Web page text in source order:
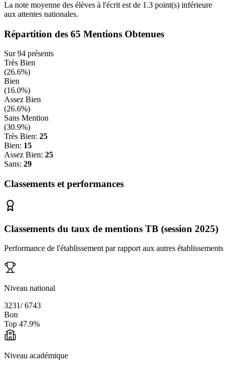
La note moyenne des élèves à l'écrit est de 1.3 point(s) inférieure
aux attentes nationales.
Répartition des 65 Mentions Obtenues
Sur94 présents
Très Bien
(26.6%)
Bien
(16.0%)
Assez Bien
(26.6%)
Sans Mention
(30.9%)
Très Bien: 25
Bien: 15
Assez Bien: 25
Sans: 29
Classements et performances
Classements du taux de mentions TB (session 2025)
Performance de l'établissement par rapport aux autres établissements
Niveau national
3231/6743
Bon
Top 47.9%
Niveau académique